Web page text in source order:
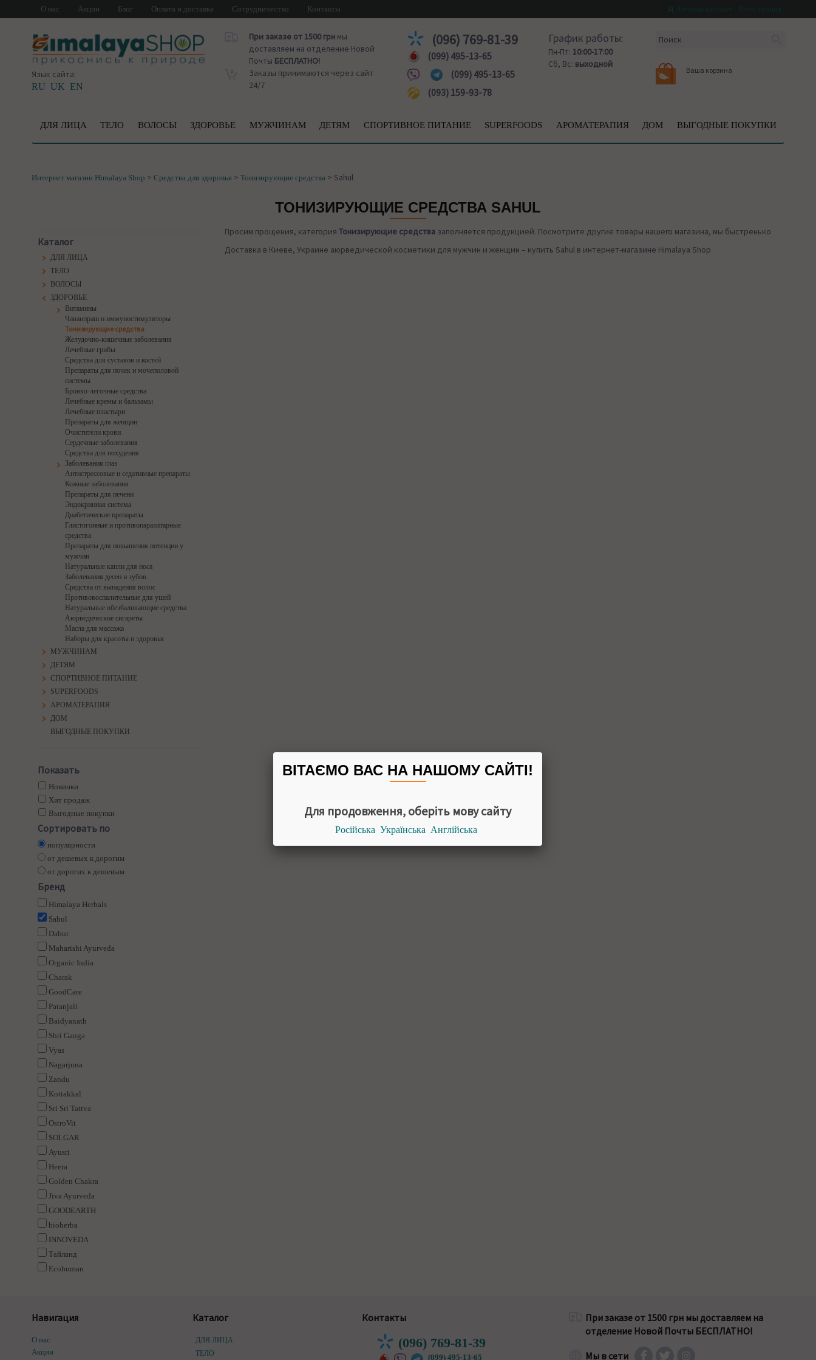
О нас Акции Блог Оплата и доставка Сотрудничество Контакты
Язык сайта:
RU UK EN
При заказе от 1500 грнмы
доставляем на отделение Новой
Почты БЕСПЛАТНО!
Заказы принимаются через сайт
24/7
(096) 769-81-39
(099) 495-13-65
(099) 495-13-65
(093) 159-93-78
График работы:
Пн-Пт: 10:00-17:00
Сб, Вс: выходной
Ваша корзина
ДЛЯ ЛИЦА ТЕЛО ВОЛОСЫ ЗДОРОВЬЕ МУЖЧИНАМ ДЕТЯМ СПОРТИВНОЕ ПИТАНИЕ SUPERFOODS АРОМАТЕРАПИЯ ДОМ ВЫГОДНЫЕ ПОКУПКИ
Интернет магазин Himalaya Shop > Средства для здоровья > Тонизирующие средства > Sahul
ТОНИЗИРУЮЩИЕ СРЕДСТВА SAHUL
Каталог
ДЛЯ ЛИЦА
ТЕЛО
ВОЛОСЫ
ЗДОРОВЬЕ
Витамины
Чаванпраш и иммуностимуляторы
Тонизирующие средства
Желудочно-кишечные заболевания
Лечебные грибы
Средства для суставов и костей
Препараты для почек и мочеполовой
системы
Бронхо-легочные средства
Лечебные кремы и бальзамы
Лечебные пластыри
Препараты для женщин
Очистители крови
Сердечные заболевания
Средства для похудения
Заболевания глаз
Антистрессовые и седативные препараты
Кожные заболевания
Препараты для печени
Эндокринная система
Диабетические препараты
Глистогонные и противопаразитарные
средства
Препараты для повышения потенции у
мужчин
Натуральные капли для носа
Заболевания десен и зубов
Средства от выпадения волос
Противовоспалительные для ушей
Натуральные обезбаливающие средства
Аюрведические сигареты
Масла для массажа
Наборы для красоты и здоровья
МУЖЧИНАМ
ДЕТЯМ
СПОРТИВНОЕ ПИТАНИЕ
SUPERFOODS
АРОМАТЕРАПИЯ
ДОМ
ВЫГОДНЫЕ ПОКУПКИ
Показать
Новинки
Хит продаж
Выгодные покупки
Сортировать по
популярности
от дешевых к дорогим
от дорогих к дешевым
Бренд
Himalaya Herbals
Sahul
Dabur
Maharishi Ayurveda
Organic India
Charak
GoodCare
Patanjali
Baidyanath
Shri Ganga
Vyas
Nagarjuna
Zandu
Kottakkal
Sri Sri Tattva
OstroVit
SOLGAR
Ayusri
Heera
Golden Chakra
Jiva Ayurveda
GOODEARTH
bioherba
INNOVEDA
Тайланд
Ecohuman
Просим прощения, категория Тонизирующие средствазаполняется продукцией. Посмотрите другие товары нашего магазина, мы быстренько
Доставка в Киеве, Украине аюрведической косметики для мужчин и женщин – купить Sahul в интернет-магазине Himalaya Shop
Навигация
О нас
Акции
Каталог
ДЛЯ ЛИЦА
ТЕЛО
Контакты
(096) 769-81-39
(099) 495-13-65
При заказе от 1500 грн мы доставляем на
отделение Новой Почты БЕСПЛАТНО!
Мы в сети
ВІТАЄМО ВАС НА НАШОМУ САЙТІ!
Для продовження, оберіть мову сайту
Російська Українська Англійська